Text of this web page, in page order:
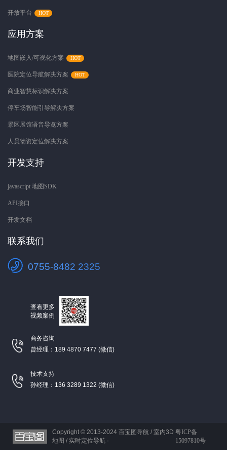
开放平台
应用方案
地图嵌入/可视化方案
医院定位导航解决方案
商业智慧标识解决方案
停车场智能引导解决方案
景区展馆语音导览方案
人员物资定位解决方案
开发支持
javascript 地图SDK
API接口
开发文档
联系我们
0755-8482 2325
查看更多
视频案例
商务咨询
曾经理：189 4870 7477 (微信)
技术支持
孙经理：136 3289 1322 (微信)
Copyright © 2013-2024 百宝图导航 / 室内3D
地图 / 实时定位导航 ·
粤ICP备
15097810号